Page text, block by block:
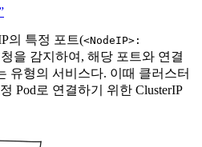
의 특정 포트(<NodeIP>:
을 감지하여, 해당 포트와 연결
유형의 서비스다. 이때 클러스터
Pod로 연결하기 위한 ClusterIP